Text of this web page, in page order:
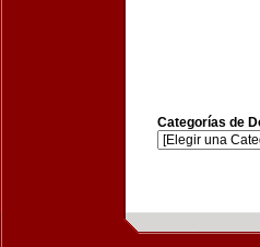
Categorías de